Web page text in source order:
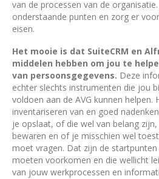
van de processen van de
onderstaande punten en zorg er
eisen.
Het mooie is dat SuiteCRM en
middelen hebben om jou te
van persoonsgegevens. Deze
echter slechts instrumenten die jou
voldoen aan de AVG kunnen
inventariseren van en goed
je opslaat, of die wel van belang
bewaren en of je misschien wel
moet vragen. Dat zijn de
moeten voorkomen en die wellicht
van jouw werkprocessen en